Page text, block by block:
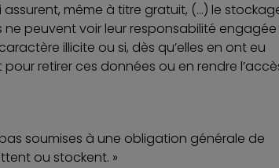
même à titre gratuit, (…) le
peuvent voir leur responsabilité engagée
illicite ou si, dès qu’elles en ont eu
retirer ces données ou en rendre
soumises à une obligation générale de
ou stockent. »